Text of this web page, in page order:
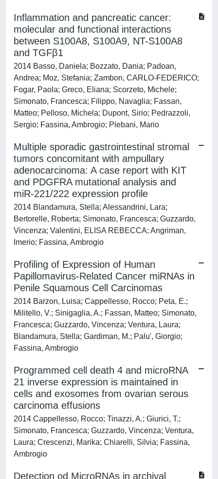
Inflammation and pancreatic cancer:
molecular and functional interactions
between S100A8, S100A9, NT-S100A8
and TGFβ1
2014 Basso, Daniela; Bozzato, Dania; Padoan,
Andrea; Moz, Stefania; Zambon, CARLO-FEDERICO;
Fogar, Paola; Greco, Eliana; Scorzeto, Michele;
Simonato, Francesca; Filippo, Navaglia; Fassan,
Matteo; Pelloso, Michela; Dupont, Sirio; Pedrazzoli,
Sergio; Fassina, Ambrogio; Plebani, Mario
Multiple sporadic gastrointestinal stromal
tumors concomitant with ampullary
adenocarcinoma: A case report with KIT
and PDGFRA mutational analysis and
miR-221/222 expression profile
2014 Blandamura, Stella; Alessandrini, Lara;
Bertorelle, Roberta; Simonato, Francesca; Guzzardo,
Vincenza; Valentini, ELISA REBECCA; Angriman,
Imerio; Fassina, Ambrogio
Profiling of Expression of Human
Papillomavirus-Related Cancer miRNAs in
Penile Squamous Cell Carcinomas
2014 Barzon, Luisa; Cappellesso, Rocco; Peta, E.;
Militello, V.; Sinigaglia, A.; Fassan, Matteo; Simonato,
Francesca; Guzzardo, Vincenza; Ventura, Laura;
Blandamura, Stella; Gardiman, M.; Palu', Giorgio;
Fassina, Ambrogio
Programmed cell death 4 and microRNA
21 inverse expression is maintained in
cells and exosomes from ovarian serous
carcinoma effusions
2014 Cappellesso, Rocco; Tinazzi, A.; Giurici, T.;
Simonato, Francesca; Guzzardo, Vincenza; Ventura,
Laura; Crescenzi, Marika; Chiarelli, Silvia; Fassina,
Ambrogio
Detection od MicroRNAs in archival